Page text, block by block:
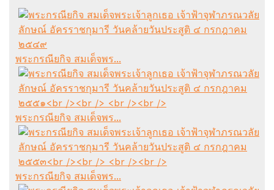
พระกรณียกิจ สมเด็จพร...
พระกรณียกิจ สมเด็จพร...
พระกรณียกิจ สมเด็จพร...